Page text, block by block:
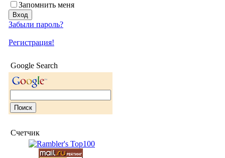
Запомнить меня
Забыли пароль?
Регистрация!
Google Search
Счетчик